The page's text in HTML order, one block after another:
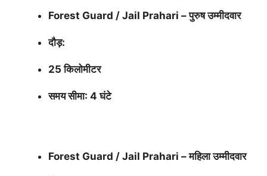
Forest Guard / Jail Prahari – पुरुष उम्मीदवार
दौड़:
25 किलोमीटर
समय सीमा: 4 घंटे
Forest Guard / Jail Prahari – महिला उम्मीदवार